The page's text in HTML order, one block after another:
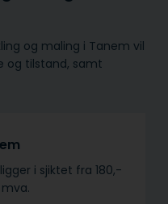
og maling i Tanem vil
og tilstand, samt
i sjiktet fra 180,-